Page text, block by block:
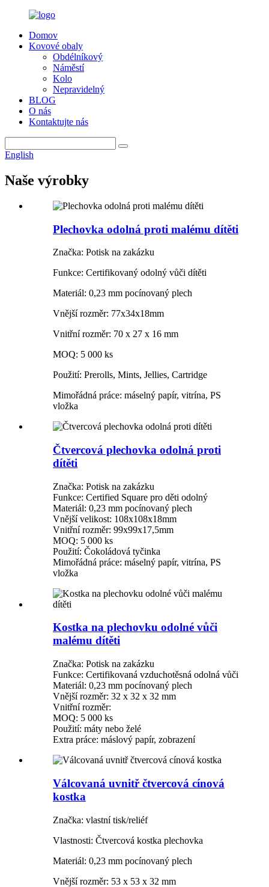
Domov
Kovové obaly
Obdélníkový
Náměstí
Kolo
Nepravidelný
BLOG
O nás
Kontaktujte nás
English
Naše výrobky
Plechovka odolná proti malému dítěti
Značka: Potisk na zakázku
Funkce: Certifikovaný odolný vůči dítěti
Materiál: 0,23 mm pocínovaný plech
Vnější rozměr: 77x34x18mm
Vnitřní rozměr: 70 x 27 x 16 mm
MOQ: 5 000 ks
Použití: Prerolls, Mints, Jellies, Cartridge
Mimořádná práce: máselný papír, vitrína, PS
vložka
Čtvercová plechovka odolná proti
dítěti
Značka: Potisk na zakázku
Funkce: Certified Square pro děti odolný
Materiál: 0,23 mm pocínovaný plech
Vnější velikost: 108x108x18mm
Vnitřní rozměr: 99x99x17,5mm
MOQ: 5 000 ks
Použití: Čokoládová tyčinka
Mimořádná práce: máselný papír, vitrína, PS
vložka
Kostka na plechovku odolné vůči
malému dítěti
Značka: Potisk na zakázku
Funkce: Certifikovaná vzduchotěsná odolná vůči
Materiál: 0,23 mm pocínovaný plech
Vnější rozměr: 32 x 32 x 32 mm
Vnitřní rozměr:
MOQ: 5 000 ks
Použití: máty nebo želé
Extra práce: máslový papír, zobrazení
Válcovaná uvnitř čtvercová cínová
kostka
Značka: vlastní tisk/reliéf
Vlastnosti: Čtvercová kostka plechovka
Materiál: 0,23 mm pocínovaný plech
Vnější rozměr: 53 x 53 x 32 mm